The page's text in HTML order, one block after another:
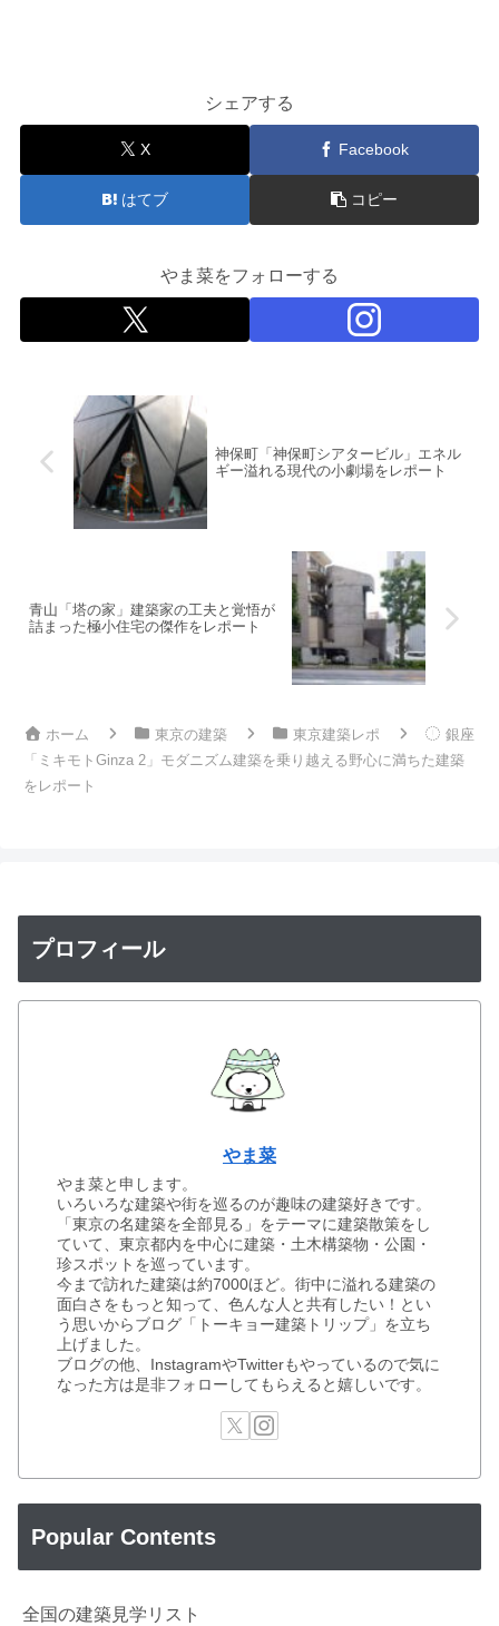
シェアする
X Facebook
はてブ コピー
やま菜をフォローする
神保町「神保町シアタービル」エネル
ギー溢れる現代の小劇場をレポート
青山「塔の家」建築家の工夫と覚悟が
詰まった極小住宅の傑作をレポート
ホーム 東京の建築 東京建築レポ
銀座
「ミキモトGinza 2」モダニズム建築を乗り越える野心に満ちた建築
をレポート
プロフィール
やま菜
やま菜と申します。
いろいろな建築や街を巡るのが趣味の建築好きです。
「東京の名建築を全部見る」をテーマに建築散策をし
ていて、東京都内を中心に建築・土木構築物・公園・
珍スポットを巡っています。
今まで訪れた建築は約7000ほど。街中に溢れる建築の
面白さをもっと知って、色んな人と共有したい！とい
う思いからブログ「トーキョー建築トリップ」を立ち
上げました。
ブログの他、InstagramやTwitterもやっているので気に
なった方は是非フォローしてもらえると嬉しいです。
Popular Contents
全国の建築見学リスト